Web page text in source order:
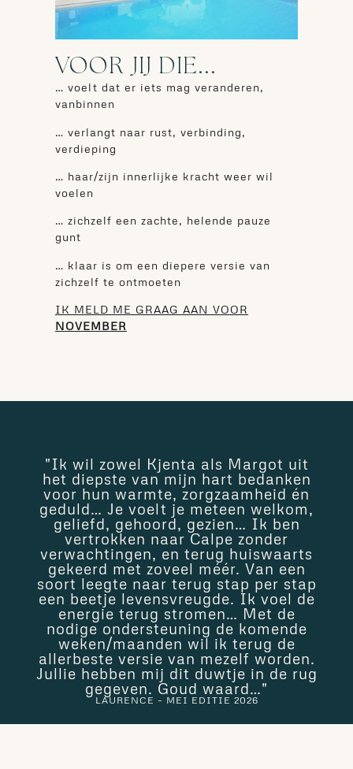
VOOR JIJ DIE...
… voelt dat er iets mag veranderen,
vanbinnen
… verlangt naar rust, verbinding,
verdieping
… haar/zijn innerlijke kracht weer wil
voelen
… zichzelf een zachte, helende pauze
gunt
… klaar is om een diepere versie van
zichzelf te ontmoeten
IK MELD ME GRAAG AAN VOOR
NOVEMBER
"Ik wil zowel Kjenta als Margot uit
het diepste van mijn hart bedanken
voor hun warmte, zorgzaamheid én
geduld… Je voelt je meteen welkom,
geliefd, gehoord, gezien… Ik ben
vertrokken naar Calpe zonder
verwachtingen, en terug huiswaarts
gekeerd met zoveel méér. Van een
soort leegte naar terug stap per stap
een beetje levensvreugde. Ik voel de
energie terug stromen… Met de
nodige ondersteuning de komende
weken/maanden wil ik terug de
allerbeste versie van mezelf worden.
Jullie hebben mij dit duwtje in de rug
gegeven. Goud waard…"
LAURENCE – MEI EDITIE 2026